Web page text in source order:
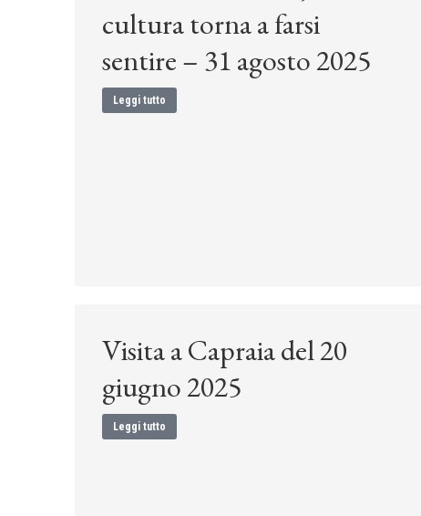
cultura torna a farsi
sentire – 31 agosto 2025
Leggi tutto
Visita a Capraia del 20
giugno 2025
Leggi tutto